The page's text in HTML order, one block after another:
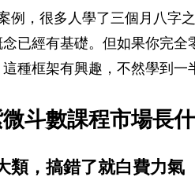
例，很多人學了三個月八字
念已經有基礎。但如果你完
種框架有興趣，不然學到一
斗數課程市場長
類，搞錯了就白費力氣